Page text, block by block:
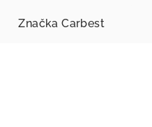
Značka Carbest